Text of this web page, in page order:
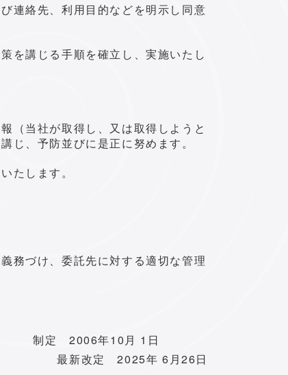
連絡先、利用目的などを明示し同意
を講じる手順を確立し、実施いたし
（当社が取得し、又は取得しようと
じ、予防並びに是正に努めます。
たします。
務づけ、委託先に対する適切な管理
制定 2006年10月 1日
最新改定2025年 6月26日